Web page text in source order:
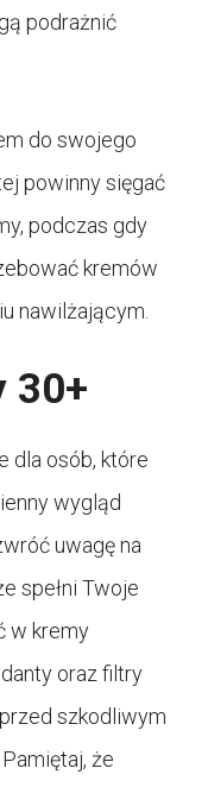
podrażnić
do swojego
powinny sięgać
podczas gdy
kremów
nawilżającym.
30+
dla osób, które
wygląd
uwagę na
spełni Twoje
w kremy
oraz filtry
szkodliwym
że